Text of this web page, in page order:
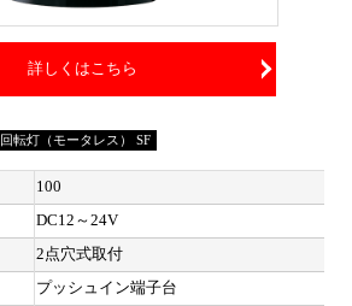
詳しくはこちら
回転灯（モータレス） SF
100
DC12～24V
2点穴式取付
プッシュイン端子台